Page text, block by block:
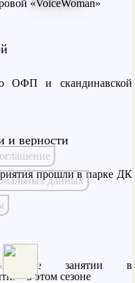
«VoiceWoman»
ОФП и скандинавской
и верности
прошли в парке ДК
занятии в
в этом сезоне
данных